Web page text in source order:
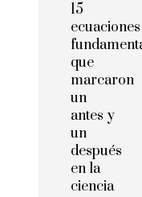
15
ecuaciones
que
marcaron
un
antes y
un
después
en la
ciencia